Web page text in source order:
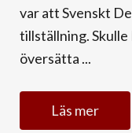
var att Svenskt
tillställning.
översätta ...
Läs mer